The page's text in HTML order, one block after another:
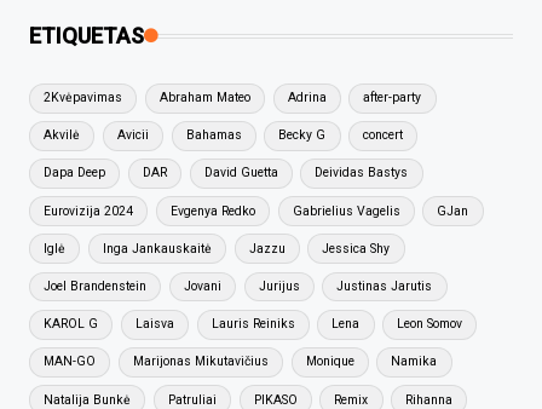
ETIQUETAS
2Kvėpavimas Abraham Mateo Adrina after-party
Akvilė Avicii Bahamas Becky G concert
Dapa Deep DAR David Guetta Deividas Bastys
Eurovizija 2024 Evgenya Redko Gabrielius Vagelis GJan
Iglė Inga Jankauskaitė Jazzu Jessica Shy
Joel Brandenstein Jovani Jurijus Justinas Jarutis
KAROL G Laisva Lauris Reiniks Lena Leon Somov
MAN-GO Marijonas Mikutavičius Monique Namika
Natalija Bunkė Patruliai PIKASO Remix Rihanna